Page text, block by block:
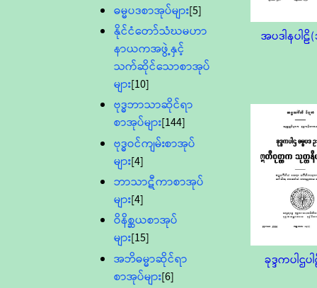
ဓမ္မပဒစာအုပ်များ[5]
နိုင်ငံတော်သံဃမဟာ
နာယကအဖွဲ့နှင့်
သက်ဆိုင်သောစာအုပ်
များ[10]
ဗုဒ္ဓဘာသာဆိုင်ရာ
စာအုပ်များ[144]
ဗုဒ္ဓဝင်ကျမ်းစာအုပ်
များ[4]
ဘာသာဋီကာစာအုပ်
များ[4]
ဝိနိစ္ဆယစာအုပ်
များ[15]
အဘိဓမ္မာဆိုင်ရာ
စာအုပ်များ[6]
အပဒါနပါဠိ
ခုဒ္ဒကပါဌပ